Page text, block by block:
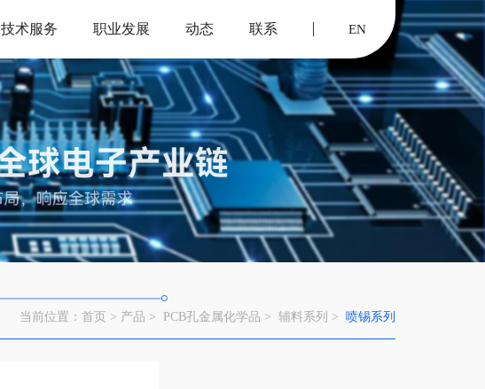
技术服务 职业发展 动态 联系 EN
当前位置：首页 > 产品 > PCB孔金属化学品 > 辅料系列 > 喷锡系列